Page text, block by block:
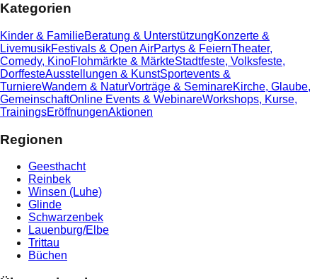
Kategorien
Kinder & FamilieBeratung & UnterstützungKonzerte &
LivemusikFestivals & Open AirPartys & FeiernTheater,
Comedy, KinoFlohmärkte & MärkteStadtfeste, Volksfeste,
DorffesteAusstellungen & KunstSportevents &
TurniereWandern & NaturVorträge & SeminareKirche, Glaube,
GemeinschaftOnline Events & WebinareWorkshops, Kurse,
TrainingsEröffnungenAktionen
Regionen
Geesthacht
Reinbek
Winsen (Luhe)
Glinde
Schwarzenbek
Lauenburg/Elbe
Trittau
Büchen